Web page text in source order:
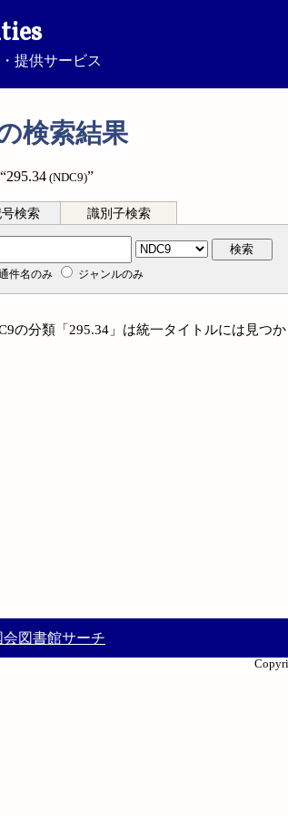
提供サービス
検索結果
(NDC9)”
検索 識別子検索
検索
件名のみ ジャンルのみ
の分類「295.34」は統一タイトルには見つか
会図書館サーチ